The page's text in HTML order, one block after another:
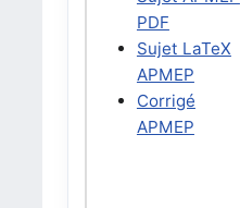
PDF
Sujet LaTeX
APMEP
Corrigé
APMEP